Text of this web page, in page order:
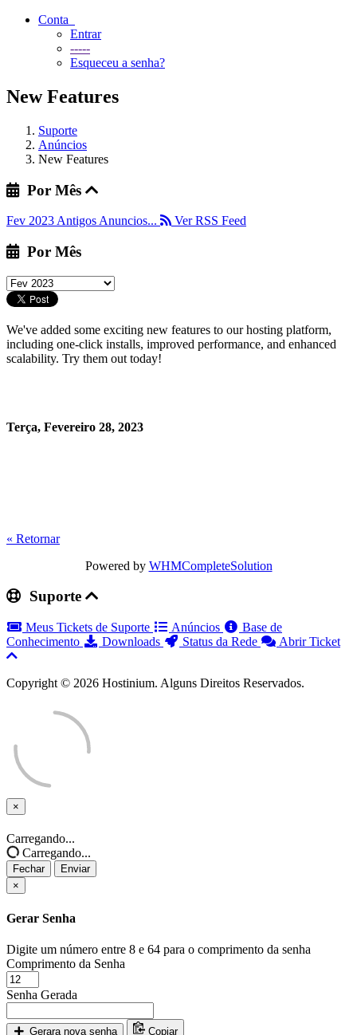
Conta
Entrar
-----
Esqueceu a senha?
New Features
Suporte
Anúncios
New Features
Por Mês
Fev 2023 Antigos Anuncios... Ver RSS Feed
Por Mês
We've added some exciting new features to our hosting platform,
including one-click installs, improved performance, and enhanced
scalability. Try them out today!
Terça, Fevereiro 28, 2023
« Retornar
Powered by WHMCompleteSolution
Suporte
Meus Tickets de Suporte Anúncios
Base de
Conhecimento
Downloads Status da Rede Abrir Ticket
Copyright © 2026 Hostinium. Alguns Direitos Reservados.
×
Fechar
Carregando...
Carregando...
Fechar
Enviar
×
Gerar Senha
Digite um número entre 8 e 64 para o comprimento da senha
Comprimento da Senha
Senha Gerada
Gerara nova senha Copiar